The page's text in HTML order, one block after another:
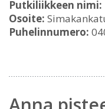
Putkiliikkeen nimi:
Osoite:
Puhelinnumero: